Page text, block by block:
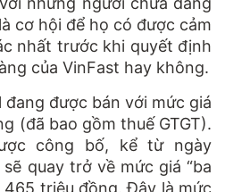
cơ hội để họ có được cảm
nhất trước khi quyết định
của VinFast hay không.
đang được bán với mức giá
(đã bao gồm thuế GTGT).
công bố, kể từ ngày
quay trở về mức giá “ba
triệu đồng. Đây là mức